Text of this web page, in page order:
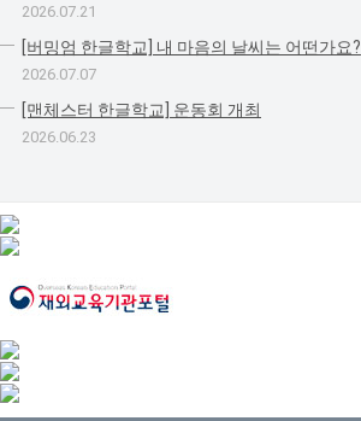
2026.07.21
[버밍엄 한글학교] 내 마음의 날씨는 어떤가요?
2026.07.07
[맨체스터 한글학교] 운동회 개최
2026.06.23